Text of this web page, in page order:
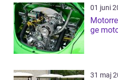
01 juni
ge
31 maj